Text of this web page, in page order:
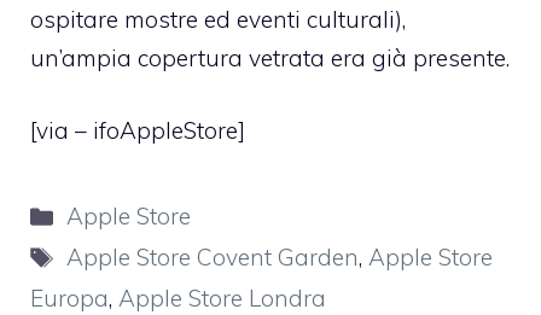
ospitare mostre ed eventi culturali),
un’ampia copertura vetrata era già presente.
[via – ifoAppleStore]
Categorie
Apple Store
Tag
Apple Store Covent Garden,Apple Store
Europa, Apple Store Londra